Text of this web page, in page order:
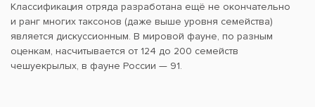
Классификация отряда разработана ещё не окончательно
и ранг многих таксонов (даже выше уровня семейства)
является дискуссионным. В мировой фауне, по разным
оценкам, насчитывается от 124 до 200 семейств
чешуекрылых, в фауне России — 91.